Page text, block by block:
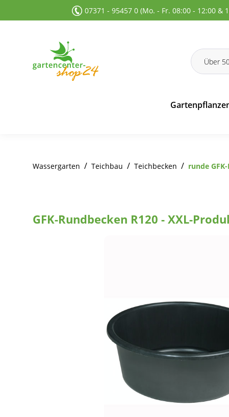
Zur Hauptnavigation springen
07371 - 95457 0 (Mo. - Fr. 08:00 - 12:00 &
Wassergarten / Teichbau / Teichbecken / runde
GFK-Rundbecken R120 - XXL-